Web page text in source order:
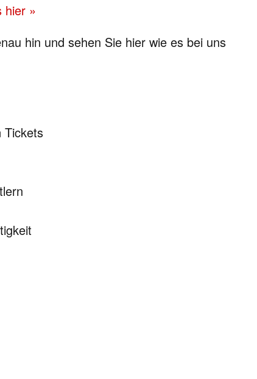
hier »
hin und sehen Sie hier wie es bei uns
Tickets